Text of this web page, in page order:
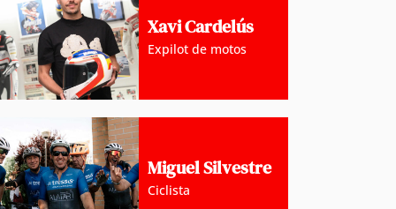
Xavi Cardelús
Expilot de motos
Miguel Silvestre
Ciclista